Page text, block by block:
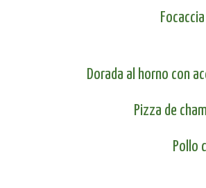
Dorada al horno con
Pizza de
Pollo